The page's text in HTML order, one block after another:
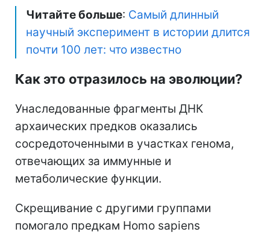
Читайте больше: Самый длинный
научный эксперимент в истории длится
почти 100 лет: что известно
Как это отразилось на эволюции?
Унаследованные фрагменты ДНК
архаических предков оказались
сосредоточенными в участках генома,
отвечающих за иммунные и
метаболические функции.
Скрещивание с другими группами
помогало предкам Homo sapiens